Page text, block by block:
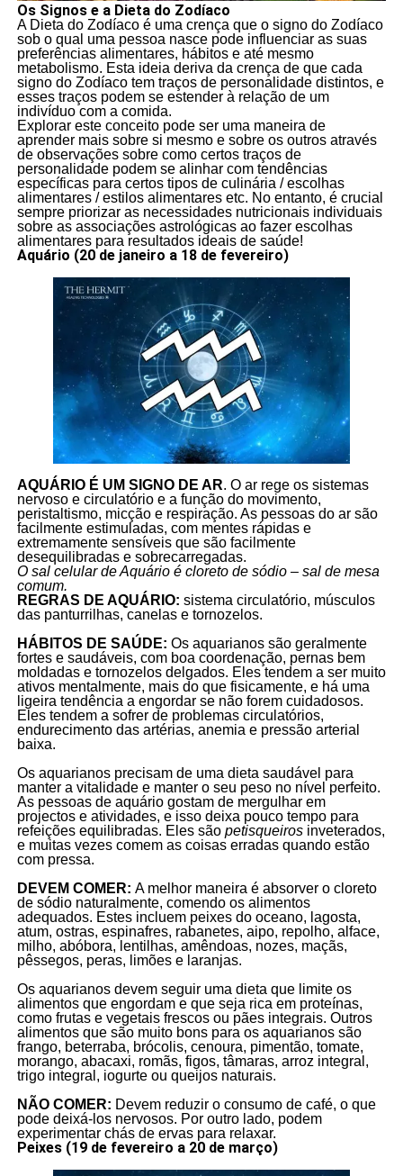
Os Signos e a Dieta do Zodíaco
A Dieta do Zodíaco é uma crença que o signo do Zodíaco
sob o qual uma pessoa nasce pode influenciar as suas
preferências alimentares, hábitos e até mesmo
metabolismo. Esta ideia deriva da crença de que cada
signo do Zodíaco tem traços de personalidade distintos, e
esses traços podem se estender à relação de um
indivíduo com a comida.
Explorar este conceito pode ser uma maneira de
aprender mais sobre si mesmo e sobre os outros através
de observações sobre como certos traços de
personalidade podem se alinhar com tendências
específicas para certos tipos de culinária / escolhas
alimentares / estilos alimentares etc. No entanto, é crucial
sempre priorizar as necessidades nutricionais individuais
sobre as associações astrológicas ao fazer escolhas
alimentares para resultados ideais de saúde!
Aquário (20 de janeiro a 18 de fevereiro)
AQUÁRIO É UM SIGNO DE AR. O ar rege os sistemas
nervoso e circulatório e a função do movimento,
peristaltismo, micção e respiração. As pessoas do ar são
facilmente estimuladas, com mentes rápidas e
extremamente sensíveis que são facilmente
desequilibradas e sobrecarregadas.
O sal celular de Aquário é cloreto de sódio – sal de mesa
comum.
REGRAS DE AQUÁRIO: sistema circulatório, músculos
das panturrilhas, canelas e tornozelos.
HÁBITOS DE SAÚDE: Os aquarianos são geralmente
fortes e saudáveis, com boa coordenação, pernas bem
moldadas e tornozelos delgados. Eles tendem a ser muito
ativos mentalmente, mais do que fisicamente, e há uma
ligeira tendência a engordar se não forem cuidadosos.
Eles tendem a sofrer de problemas circulatórios,
endurecimento das artérias, anemia e pressão arterial
baixa.
Os aquarianos precisam de uma dieta saudável para
manter a vitalidade e manter o seu peso no nível perfeito.
As pessoas de aquário gostam de mergulhar em
projectos e atividades, e isso deixa pouco tempo para
refeições equilibradas. Eles são petisqueirosinveterados,
e muitas vezes comem as coisas erradas quando estão
com pressa.
DEVEM COMER: A melhor maneira é absorver o cloreto
de sódio naturalmente, comendo os alimentos
adequados. Estes incluem peixes do oceano, lagosta,
atum, ostras, espinafres, rabanetes, aipo, repolho, alface,
milho, abóbora, lentilhas, amêndoas, nozes, maçãs,
pêssegos, peras, limões e laranjas.
Os aquarianos devem seguir uma dieta que limite os
alimentos que engordam e que seja rica em proteínas,
como frutas e vegetais frescos ou pães integrais. Outros
alimentos que são muito bons para os aquarianos são
frango, beterraba, brócolis, cenoura, pimentão, tomate,
morango, abacaxi, romãs, figos, tâmaras, arroz integral,
trigo integral, iogurte ou queijos naturais.
NÃO COMER: Devem reduzir o consumo de café, o que
pode deixá-los nervosos. Por outro lado, podem
experimentar chás de ervas para relaxar.
Peixes (19 de fevereiro a 20 de março)